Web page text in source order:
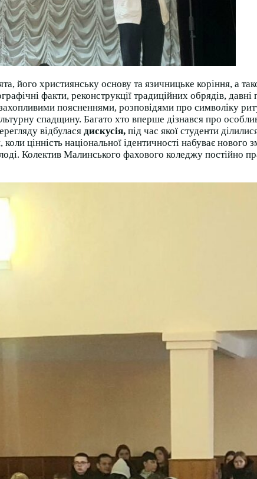
його християнську основу та язичницьке коріння, а
факти, реконструкції традиційних обрядів,
поясненнями, розповідями про символіку
спадщину. Багато хто вперше дізнався про
відбулася дискусія, під час якої студенти
цінність національної ідентичності набуває нового
Колектив Малинського фахового коледжу постійно